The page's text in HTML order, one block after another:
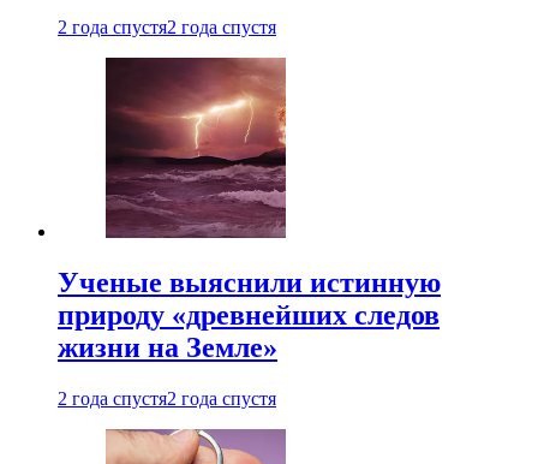
2 года спустя2 года спустя
Ученые выяснили истинную
природу «древнейших следов
жизни на Земле»
2 года спустя2 года спустя